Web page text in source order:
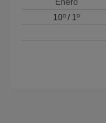
Enero
10º / 1º